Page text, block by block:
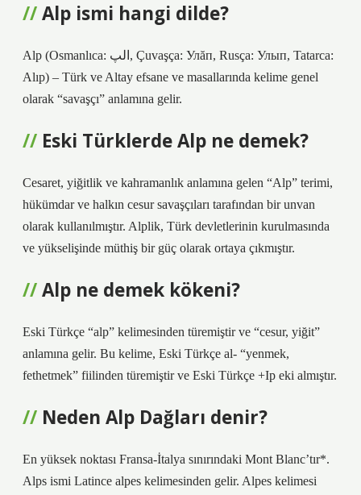
Alp ismi hangi dilde?
Alp (Osmanlıca: الپ, Çuvaşça: Улăп, Rusça: Улып, Tatarca:
Alıp) – Türk ve Altay efsane ve masallarında kelime genel
olarak “savaşçı” anlamına gelir.
Eski Türklerde Alp ne demek?
Cesaret, yiğitlik ve kahramanlık anlamına gelen “Alp” terimi,
hükümdar ve halkın cesur savaşçıları tarafından bir unvan
olarak kullanılmıştır. Alplik, Türk devletlerinin kurulmasında
ve yükselişinde müthiş bir güç olarak ortaya çıkmıştır.
Alp ne demek kökeni?
Eski Türkçe “alp” kelimesinden türemiştir ve “cesur, yiğit”
anlamına gelir. Bu kelime, Eski Türkçe al- “yenmek,
fethetmek” fiilinden türemiştir ve Eski Türkçe +Ip eki almıştır.
Neden Alp Dağları denir?
En yüksek noktası Fransa-İtalya sınırındaki Mont Blanc’tır*.
Alps ismi Latince alpes kelimesinden gelir. Alpes kelimesi